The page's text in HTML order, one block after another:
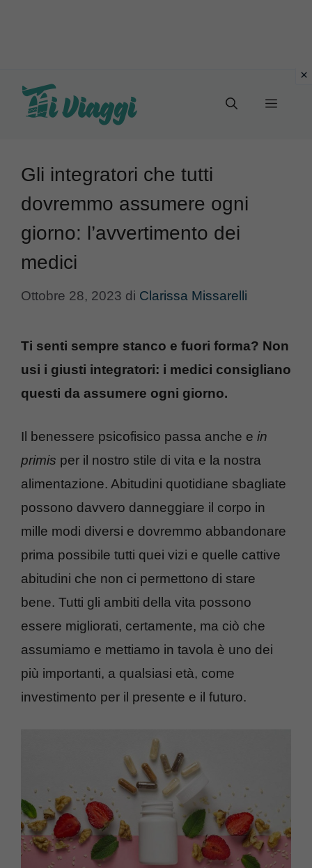
Menu
Gli integratori che tutti
dovremmo assumere ogni
giorno: l’avvertimento dei
medici
Ottobre 28, 2023 di Clarissa Missarelli
Ti senti sempre stanco e fuori forma? Non
usi i giusti integratori: i medici consigliano
questi da assumere ogni giorno.
Il benessere psicofisico passa anche e in
primis per il nostro stile di vita e la nostra
alimentazione. Abitudini quotidiane sbagliate
possono davvero danneggiare il corpo in
mille modi diversi e dovremmo abbandonare
prima possibile tutti quei vizi e quelle cattive
abitudini che non ci permettono di stare
bene. Tutti gli ambiti della vita possono
essere migliorati, certamente, ma ciò che
assumiamo e mettiamo in tavola è uno dei
più importanti, a qualsiasi età, come
investimento per il presente e il futuro.